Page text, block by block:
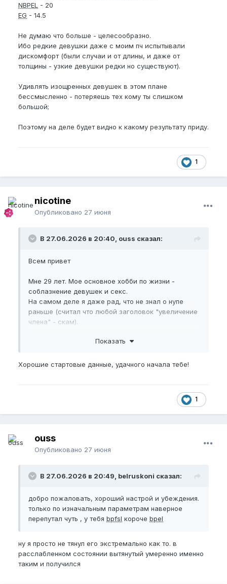
NBPEL
- 20
EG - 14.5
Не думаю что больше - целесообразно.
Ибо редкие девушки даже с моим пч испытывали
дискомфорт (были случаи и от длины, и даже от
толщины - узкие девушки редки но существуют).
Удивлять изощренных девушек в этом плане
бессмысленно - потеряешь тех кому ты слишком
большой;
Поэтому на деле будет видно к какому результату приду.
1
nicotine
Опубликовано 27 июня
В 27.06.2026 в 20:40, ouss сказал:
Всем привет
Мне 29 лет. Мое основное хобби по жизни -
соблазнение девушек и секс.
На самом деле я даже рад, что не знал о нупе
раньше (считал что любой заголовок "увеличение
члена" - скам).
мастерством секса, научился прелюдиям,
девушка в восторге от секса со мной и получает
Будь у меня здоровый хер с начала я бы поди
сваливал все первопричины на него, ленился бы
или бесконечно бы пытался увеличить.
время расти.
Параметры на июнь 2026 года:
BPEL
- 18
EG- 11
NBPFL- 8
BPFL - 10
Показать
Хорошие стартовые данные, удачного начала тебе!
1
ouss
Опубликовано 27 июня
В 27.06.2026 в 20:49, belruskoni сказал:
добро пожаловать, хороший настрой и убеждения.
только по изначальным параметрам наверное
перепутал чуть , у тебя bpfsl короче bpel
ну я просто не тянул его экстремально как то. в
расслабленном состоянии вытянутый умеренно именно
таким и получился